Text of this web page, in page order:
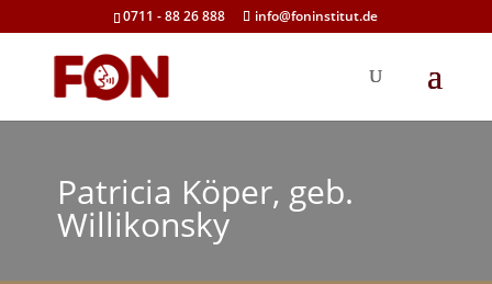
0711 - 88 26 888 info@foninstitut.de
Patricia Köper, geb.
Willikonsky